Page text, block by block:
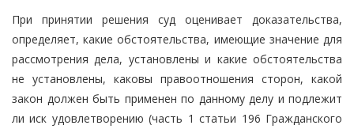
При принятии решения суд оценивает доказательства,
определяет, какие обстоятельства, имеющие значение для
рассмотрения дела, установлены и какие обстоятельства
не установлены, каковы правоотношения сторон, какой
закон должен быть применен по данному делу и подлежит
ли иск удовлетворению (часть 1 статьи 196 Гражданского